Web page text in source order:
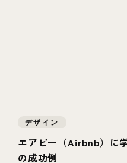
デザイン
エアビー（Airbnb）に
の成功例